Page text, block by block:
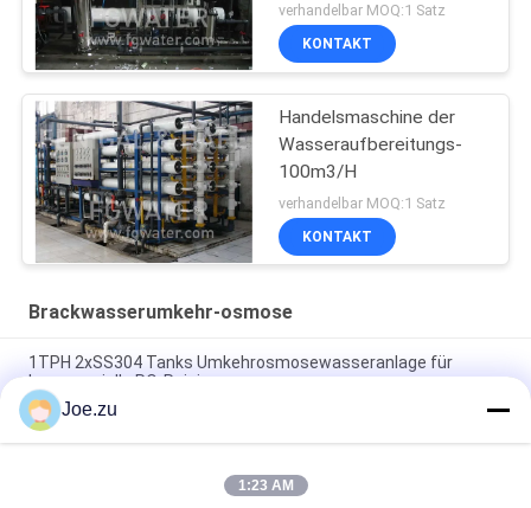
verhandelbar MOQ:1 Satz
KONTAKT
Handelsmaschine der
Wasseraufbereitungs-
100m3/H
verhandelbar MOQ:1 Satz
KONTAKT
Brackwasserumkehr-osmose
1TPH 2xSS304 Tanks Umkehrosmosewasseranlage für
kommerzielle RO-Reinigung
500L/H 3xSS304 Tanks Brackwasser
Umkehrosmosewasseranlage
1.5TPH 3xFRP Tanks 160*85*170cm
Joe.zu
1:23 AM